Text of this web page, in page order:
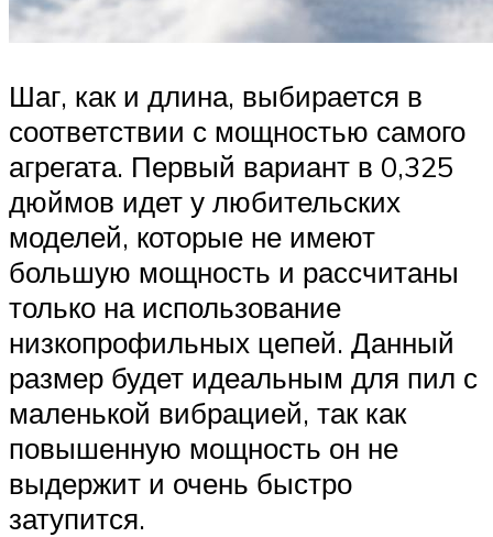
Шаг, как и длина, выбирается в
соответствии с мощностью самого
агрегата. Первый вариант в 0,325
дюймов идет у любительских
моделей, которые не имеют
большую мощность и рассчитаны
только на использование
низкопрофильных цепей. Данный
размер будет идеальным для пил с
маленькой вибрацией, так как
повышенную мощность он не
выдержит и очень быстро
затупится.